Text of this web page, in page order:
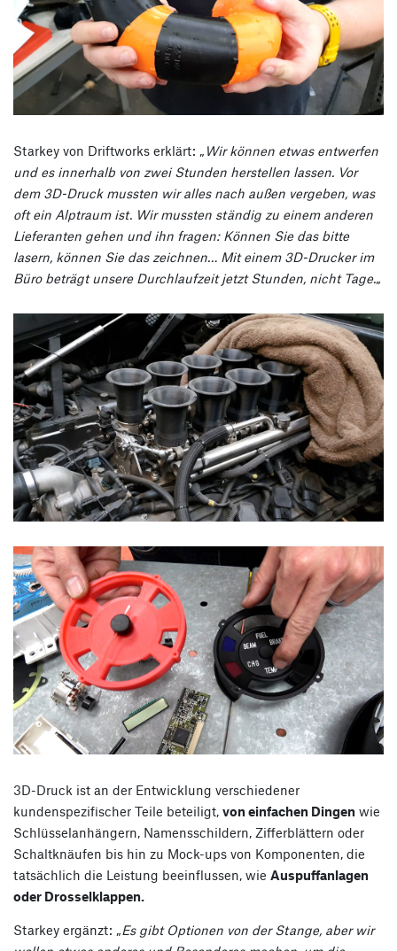
Starkey von Driftworks erklärt: „ Wir können etwas entwerfen
und es innerhalb von zwei Stunden herstellen lassen. Vor
dem 3D-Druck mussten wir alles nach außen vergeben, was
oft ein Alptraum ist. Wir mussten ständig zu einem anderen
Lieferanten gehen und ihn fragen: Können Sie das bitte
lasern, können Sie das zeichnen… Mit einem 3D-Drucker im
Büro beträgt unsere Durchlaufzeit jetzt Stunden, nicht Tage.„
3D-Druck ist an der Entwicklung verschiedener
kundenspezifischer Teile beteiligt, von einfachen Dingen wie
Schlüsselanhängern, Namensschildern, Zifferblättern oder
Schaltknäufen bis hin zu Mock-ups von Komponenten, die
tatsächlich die Leistung beeinflussen, wie Auspuffanlagen
oder Drosselklappen.
Starkey ergänzt: „Es gibt Optionen von der Stange, aber wir